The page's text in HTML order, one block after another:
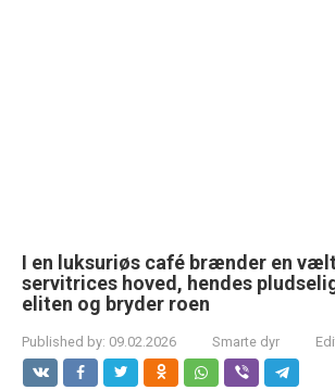
I en luksuriøs café brænder en
servitrices hoved, hendes
eliten og bryder roen
Published by: 09.02.2026 Smarte dyr